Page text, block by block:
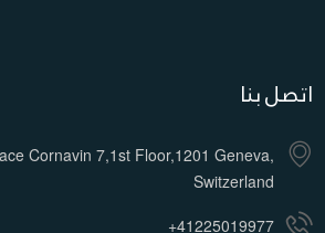
اتصل بنا
Cornavin 7,1st Floor,1201 Geneva,
Switzerland
+41225019977